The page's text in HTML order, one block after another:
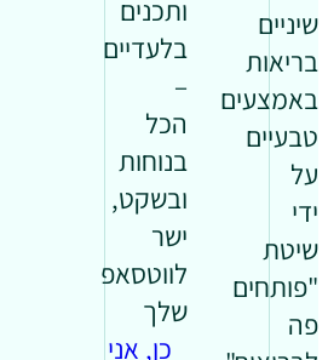
שיניים
בריאות
באמצעים
טבעיים
על
ידי
שיטת
"פותחים
פה
ותכנים
בלעדיים
–
הכל
בנוחות
ובשקט,
ישר
לווטסאפ
שלך
כן, אני